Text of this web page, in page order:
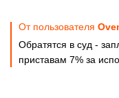
От пользователя
Обратятся в суд -
приставам 7% за